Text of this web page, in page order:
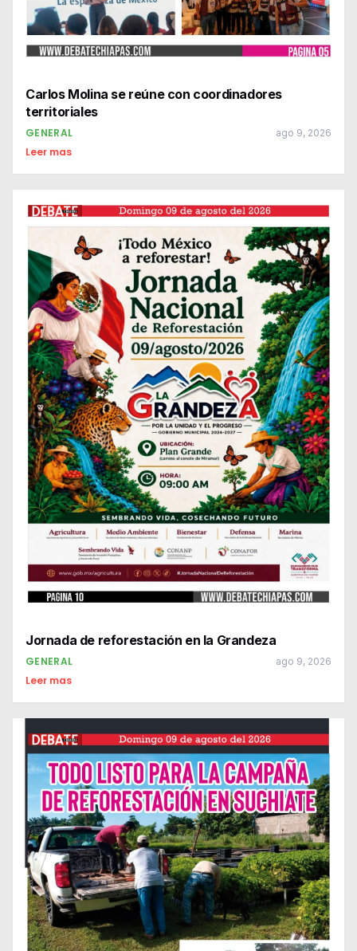
Carlos Molina se reúne con coordinadores
territoriales
GENERAL ago 9, 2026
Leer mas
Jornada de reforestación en la Grandeza
GENERAL ago 9, 2026
Leer mas